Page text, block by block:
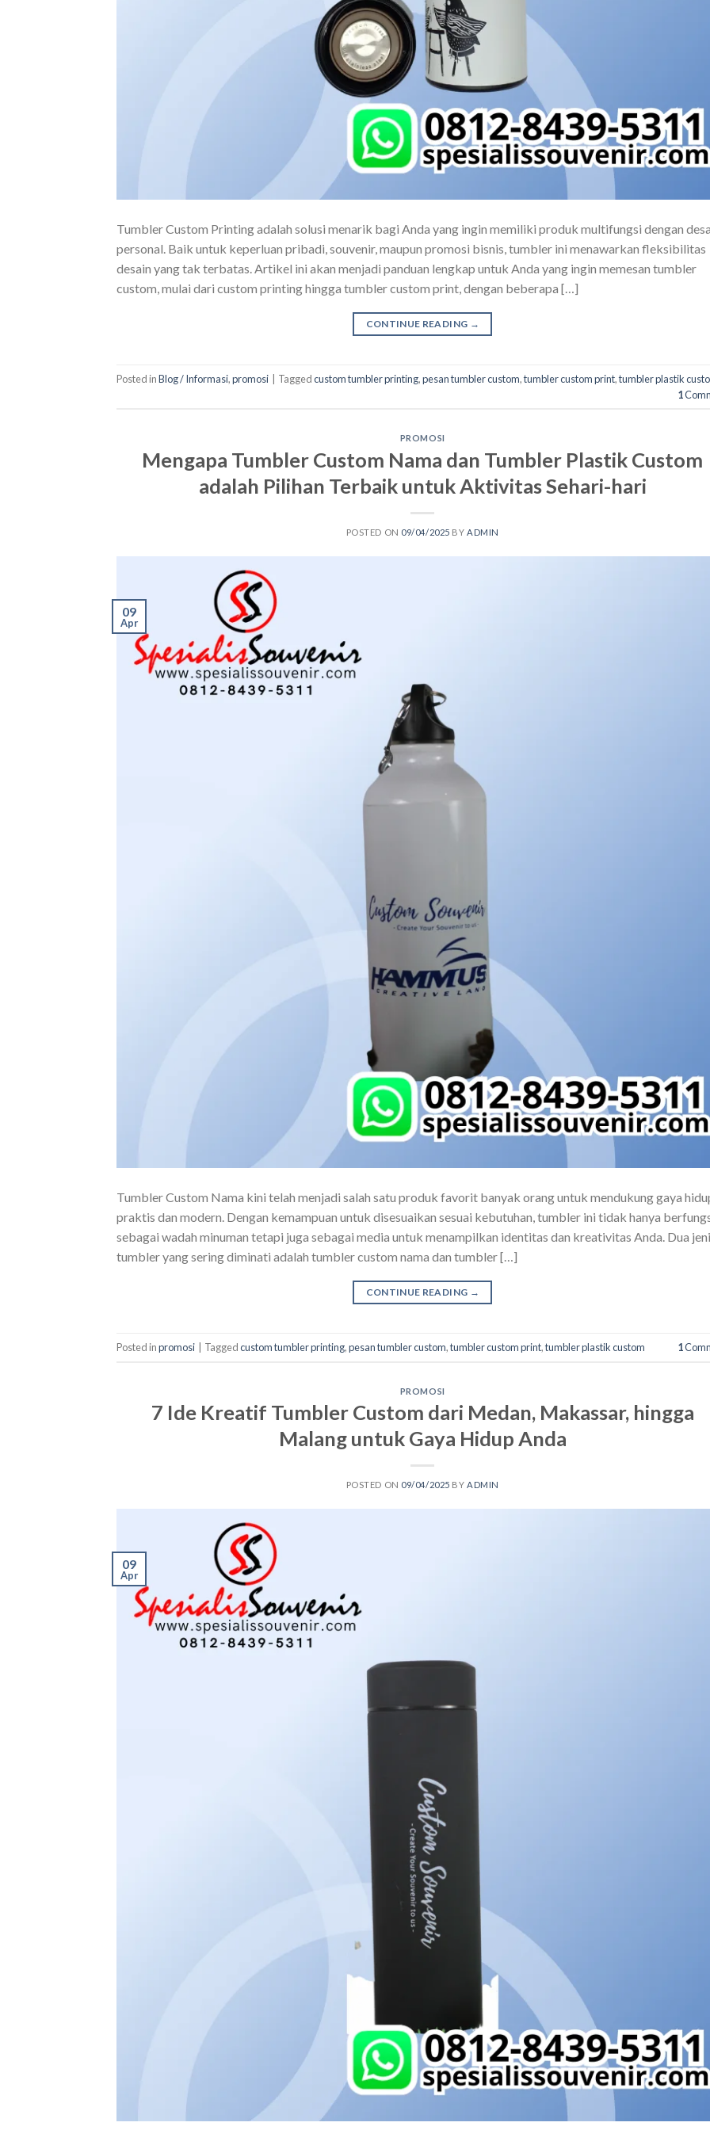
Tumbler Custom Printing adalah solusi menarik bagi Anda yang ingin memiliki produk multifungsi dengan
personal. Baik untuk keperluan pribadi, souvenir, maupun promosi bisnis, tumbler ini menawarkan fleksibilitas
desain yang tak terbatas. Artikel ini akan menjadi panduan lengkap untuk Anda yang ingin memesan tumbler
custom, mulai dari custom printing hingga tumbler custom print, dengan beberapa […]
CONTINUE READING →
Posted inBlog / Informasi,promosi Taggedcustom tumbler printing,pesan tumbler custom,tumbler custom print,tumbler plastik
1
PROMOSI
Mengapa Tumbler Custom Nama dan Tumbler Plastik Custom
adalah Pilihan Terbaik untuk Aktivitas Sehari-hari
POSTED ON 09/04/2025 BYADMIN
09
Apr
Tumbler Custom Nama kini telah menjadi salah satu produk favorit banyak orang untuk mendukung gaya
praktis dan modern. Dengan kemampuan untuk disesuaikan sesuai kebutuhan, tumbler ini tidak hanya
sebagai wadah minuman tetapi juga sebagai media untuk menampilkan identitas dan kreativitas Anda. Dua
tumbler yang sering diminati adalah tumbler custom nama dan tumbler […]
CONTINUE READING →
Posted inpromosi Taggedcustom tumbler printing,pesan tumbler custom,tumbler custom print,tumbler plastik custom 1
PROMOSI
7 Ide Kreatif Tumbler Custom dari Medan, Makassar, hingga
Malang untuk Gaya Hidup Anda
POSTED ON 09/04/2025 BYADMIN
09
Apr